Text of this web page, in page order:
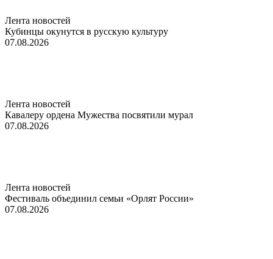
Лента новостей
Кубинцы окунутся в русскую культуру
07.08.2026
Лента новостей
Кавалеру ордена Мужества посвятили мурал
07.08.2026
Лента новостей
Фестиваль объединил семьи «Орлят России»
07.08.2026